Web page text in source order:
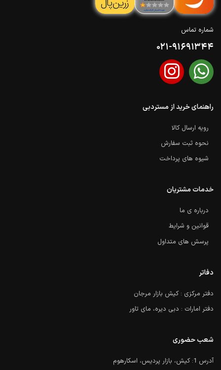
شماره تماس
021-91691344
راهنمای خرید از مستردبی
رویه ارسال کالا
نحوه ثبت سفارش
شیوه های پرداخت
خدمات مشتریان
درباره ی ما
قوانین و شرایط
پرسش های متداول
دفاتر
دفتر مرکزی : کیش بازار مرجان
دفتر امارات : دبی دیره، مای تاور
شعب حضوری
آدرس 1: کیش، بازار پردیس، اسکارهوم